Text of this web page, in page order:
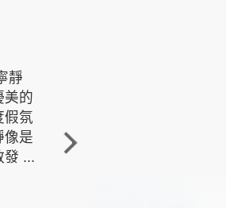
靜
美的
假氛
像是
發 ...
角的端點，冬季海浪拍打
著礁岸，旺盛的侵蝕作